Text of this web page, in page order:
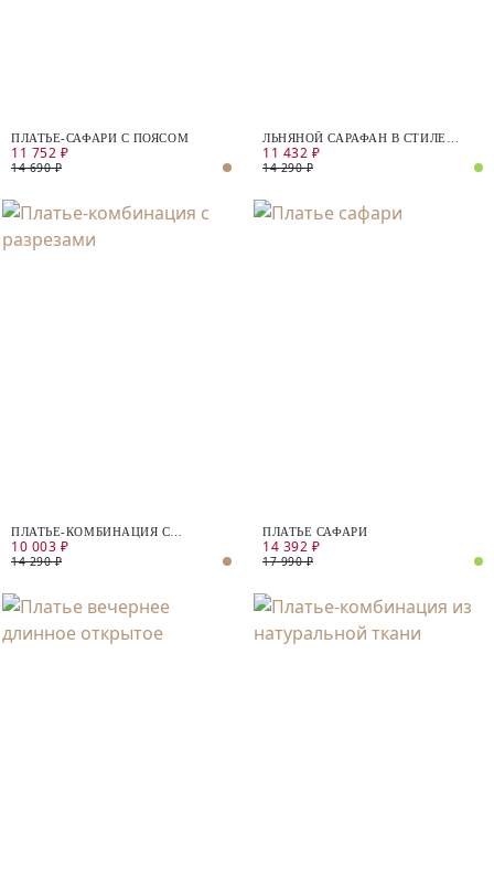
ПЛАТЬЕ-САФАРИ С ПОЯСОМ
11 752 ₽
14 690 ₽
ЛЬНЯНОЙ САРАФАН В СТИЛЕ
САФАРИ
11 432 ₽
14 290 ₽
ПЛАТЬЕ-КОМБИНАЦИЯ С
РАЗРЕЗАМИ
10 003 ₽
14 290 ₽
ПЛАТЬЕ САФАРИ
14 392 ₽
17 990 ₽